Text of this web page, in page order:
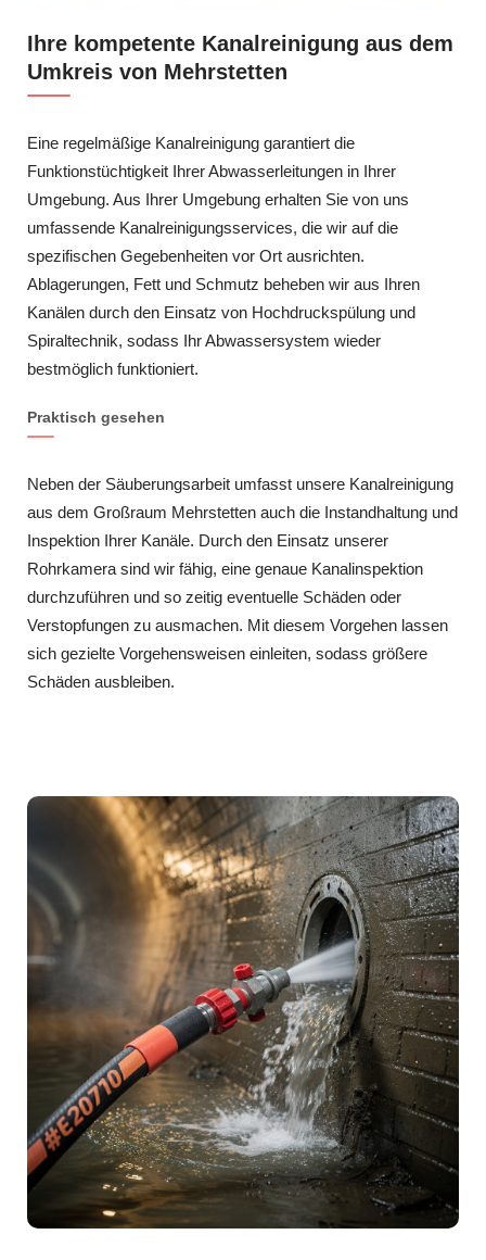
Ihre kompetente Kanalreinigung aus dem
Umkreis von Mehrstetten
Eine regelmäßige Kanalreinigung garantiert die
Funktionstüchtigkeit Ihrer Abwasserleitungen in Ihrer
Umgebung. Aus Ihrer Umgebung erhalten Sie von uns
umfassende Kanalreinigungsservices, die wir auf die
spezifischen Gegebenheiten vor Ort ausrichten.
Ablagerungen, Fett und Schmutz beheben wir aus Ihren
Kanälen durch den Einsatz von Hochdruckspülung und
Spiraltechnik, sodass Ihr Abwassersystem wieder
bestmöglich funktioniert.
Praktisch gesehen
Neben der Säuberungsarbeit umfasst unsere Kanalreinigung
aus dem Großraum Mehrstetten auch die Instandhaltung und
Inspektion Ihrer Kanäle. Durch den Einsatz unserer
Rohrkamera sind wir fähig, eine genaue Kanalinspektion
durchzuführen und so zeitig eventuelle Schäden oder
Verstopfungen zu ausmachen. Mit diesem Vorgehen lassen
sich gezielte Vorgehensweisen einleiten, sodass größere
Schäden ausbleiben.